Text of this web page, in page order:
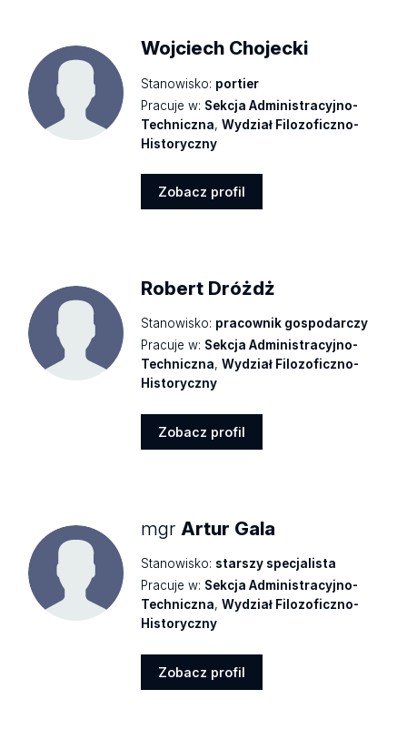
Wojciech Chojecki
Stanowisko: portier
Pracuje w: Sekcja Administracyjno-
Techniczna,Wydział Filozoficzno-
Historyczny
Zobacz profil
Robert Dróżdż
Stanowisko: pracownik gospodarczy
Pracuje w: Sekcja Administracyjno-
Techniczna,Wydział Filozoficzno-
Historyczny
Zobacz profil
mgr Artur Gala
Stanowisko: starszy specjalista
Pracuje w: Sekcja Administracyjno-
Techniczna,Wydział Filozoficzno-
Historyczny
Zobacz profil